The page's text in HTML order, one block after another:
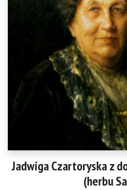
Jadwiga Czartoryska z
(herbu